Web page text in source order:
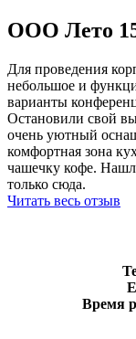
ООО Лето
Для проведения
небольшое и
варианты
Остановили свой
очень уютный
комфортная зона
чашечку кофе.
только сюда.
Читать весь отзыв
Время